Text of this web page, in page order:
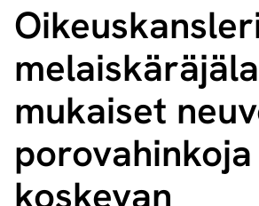
mukaiset
porovahinkoja
koskevan